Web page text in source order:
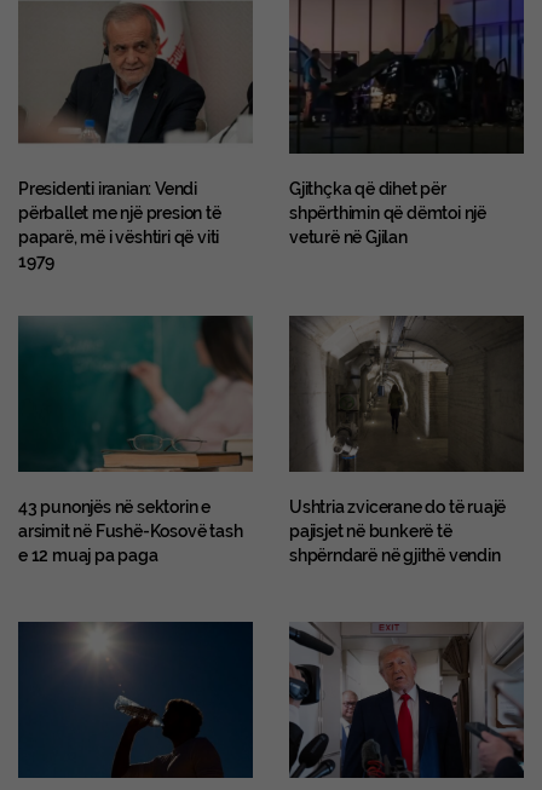
Presidenti iranian: Vendi
përballet me një presion të
paparë, më i vështiri që viti
1979
Gjithçka që dihet për
shpërthimin që dëmtoi një
veturë në Gjilan
43 punonjës në sektorin e
arsimit në Fushë-Kosovë tash
e 12 muaj pa paga
Ushtria zvicerane do të ruajë
pajisjet në bunkerë të
shpërndarë në gjithë vendin